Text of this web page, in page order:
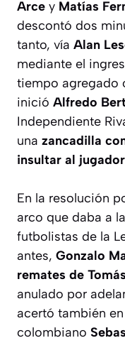
Arce y Matías
descontó dos
tanto, vía Alan
mediante el
tiempo agregado
inició Alfredo
Independiente
una zancadilla
insultar al
En la resolución
arco que daba a
futbolistas de la
antes, Gonzalo
remates de
anulado por
acertó también
colombiano